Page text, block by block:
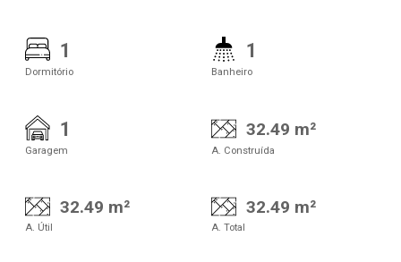
1
Dormitório
1
Banheiro
1
Garagem
32.49 m²
A. Construída
32.49 m²
A. Útil
32.49 m²
A. Total